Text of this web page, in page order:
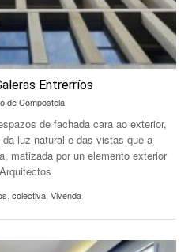
Entrerríos
de Compostela
de fachada cara ao exterior,
luz natural e das vistas que a
matizada por un elemento exterior
, colectiva, Vivenda